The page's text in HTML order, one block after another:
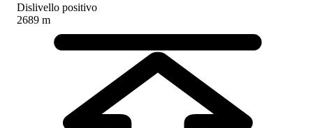
Dislivello positivo
2689 m